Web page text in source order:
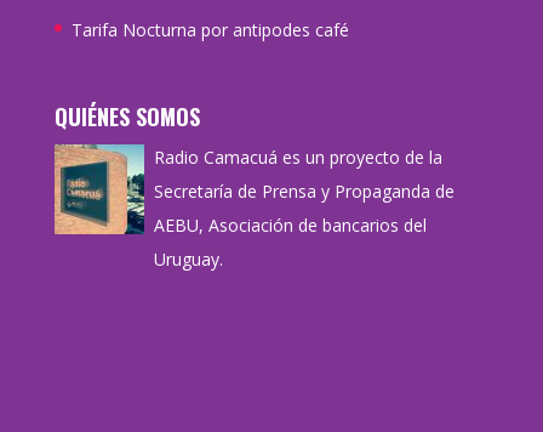
Tarifa Nocturna por antipodes café
QUIÉNES SOMOS
Radio Camacuá es un proyecto de la
Secretaría de Prensa y Propaganda de
AEBU, Asociación de bancarios del
Uruguay.